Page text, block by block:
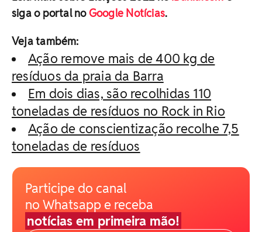
siga o portal noGoogle Notícias.
Veja também:
Ação remove mais de 400 kg de
resíduos da praia da Barra
Em dois dias, são recolhidas 110
toneladas de resíduos no Rock in Rio
Ação de conscientização recolhe 7,5
toneladas de resíduos
Participe do canal
no Whatsapp e receba
notícias em primeira mão!